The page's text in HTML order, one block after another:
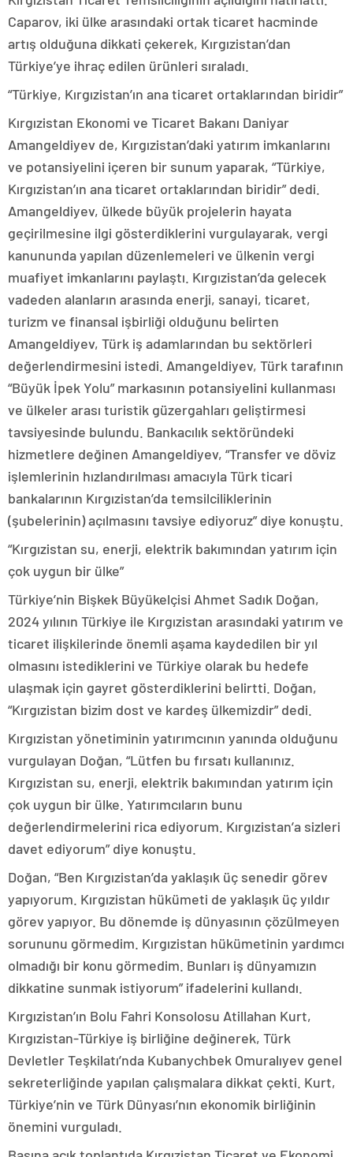
Caparov, iki ülke arasındaki ortak ticaret hacminde
artış olduğuna dikkati çekerek, Kırgızistan’dan
Türkiye’ye ihraç edilen ürünleri sıraladı.
“Türkiye, Kırgızistan’ın ana ticaret ortaklarından biridir”
Kırgızistan Ekonomi ve Ticaret Bakanı Daniyar
Amangeldiyev de, Kırgızistan’daki yatırım imkanlarını
ve potansiyelini içeren bir sunum yaparak, “Türkiye,
Kırgızistan’ın ana ticaret ortaklarından biridir” dedi.
Amangeldiyev, ülkede büyük projelerin hayata
geçirilmesine ilgi gösterdiklerini vurgulayarak, vergi
kanununda yapılan düzenlemeleri ve ülkenin vergi
muafiyet imkanlarını paylaştı. Kırgızistan’da gelecek
vadeden alanların arasında enerji, sanayi, ticaret,
turizm ve finansal işbirliği olduğunu belirten
Amangeldiyev, Türk iş adamlarından bu sektörleri
değerlendirmesini istedi. Amangeldiyev, Türk tarafının
“Büyük İpek Yolu” markasının potansiyelini kullanması
ve ülkeler arası turistik güzergahları geliştirmesi
tavsiyesinde bulundu. Bankacılık sektöründeki
hizmetlere değinen Amangeldiyev, “Transfer ve döviz
işlemlerinin hızlandırılması amacıyla Türk ticari
bankalarının Kırgızistan’da temsilciliklerinin
(şubelerinin) açılmasını tavsiye ediyoruz” diye konuştu.
“Kırgızistan su, enerji, elektrik bakımından yatırım için
çok uygun bir ülke”
Türkiye’nin Bişkek Büyükelçisi Ahmet Sadık Doğan,
2024 yılının Türkiye ile Kırgızistan arasındaki yatırım ve
ticaret ilişkilerinde önemli aşama kaydedilen bir yıl
olmasını istediklerini ve Türkiye olarak bu hedefe
ulaşmak için gayret gösterdiklerini belirtti. Doğan,
“Kırgızistan bizim dost ve kardeş ülkemizdir” dedi.
Kırgızistan yönetiminin yatırımcının yanında olduğunu
vurgulayan Doğan, “Lütfen bu fırsatı kullanınız.
Kırgızistan su, enerji, elektrik bakımından yatırım için
çok uygun bir ülke. Yatırımcıların bunu
değerlendirmelerini rica ediyorum. Kırgızistan’a sizleri
davet ediyorum” diye konuştu.
Doğan, “Ben Kırgızistan’da yaklaşık üç senedir görev
yapıyorum. Kırgızistan hükümeti de yaklaşık üç yıldır
görev yapıyor. Bu dönemde iş dünyasının çözülmeyen
sorununu görmedim. Kırgızistan hükümetinin yardımcı
olmadığı bir konu görmedim. Bunları iş dünyamızın
dikkatine sunmak istiyorum” ifadelerini kullandı.
Kırgızistan’ın Bolu Fahri Konsolosu Atillahan Kurt,
Kırgızistan-Türkiye iş birliğine değinerek, Türk
Devletler Teşkilatı’nda Kubanychbek Omuralıyev genel
sekreterliğinde yapılan çalışmalara dikkat çekti. Kurt,
Türkiye’nin ve Türk Dünyası’nın ekonomik birliğinin
önemini vurguladı.